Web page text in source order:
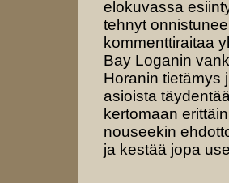
elokuvassa
tehnyt
kommenttiraitaa
Bay Loganin
Horanin tietämys
asioista
kertomaan
nouseekin
ja kestää jopa